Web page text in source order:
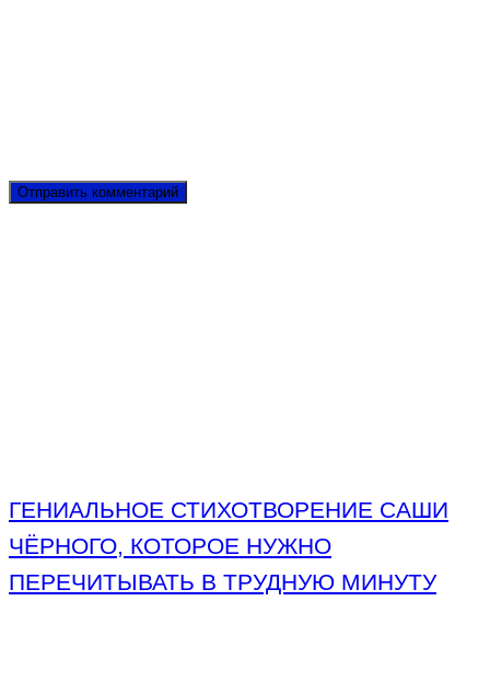
ГЕНИАЛЬНОЕ СТИХОТВОРЕНИЕ САШИ
ЧЁРНОГО, КОТОРОЕ НУЖНО
ПЕРЕЧИТЫВАТЬ В ТРУДНУЮ МИНУТУ